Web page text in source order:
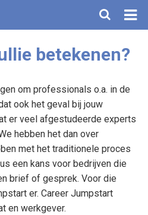
FAQ
betekenen?
om professionals o.a. in de
ook het geval bij jouw
er veel afgestudeerde experts
hebben het dan over
met het traditionele proces
een kans voor bedrijven die
brief of gesprek. Voor die
er. Career Jumpstart
en werkgever.